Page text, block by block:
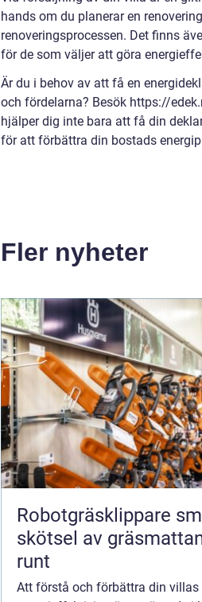
hands om du planerar en
renoveringsprocessen. Det finns
för de som väljer att göra
Är du i behov av att få en
och fördelarna? Besök https://
hjälper dig inte bara att få din
för att förbättra din bostads
Fler nyheter
Robotgräsklippare smartare
skötsel av
runt
Att förstå och förbättra din villas